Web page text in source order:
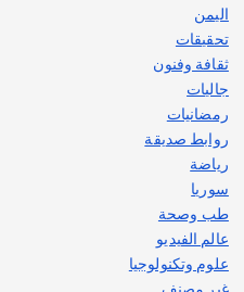
اليمن
تحقيقات
ثقافة وفنون
جاليات
رمضانيات
روابط صديقة
رياضة
سوريا
طب وصحة
عالم الفيديو
علوم وتكنولوجيا
غير مصنف